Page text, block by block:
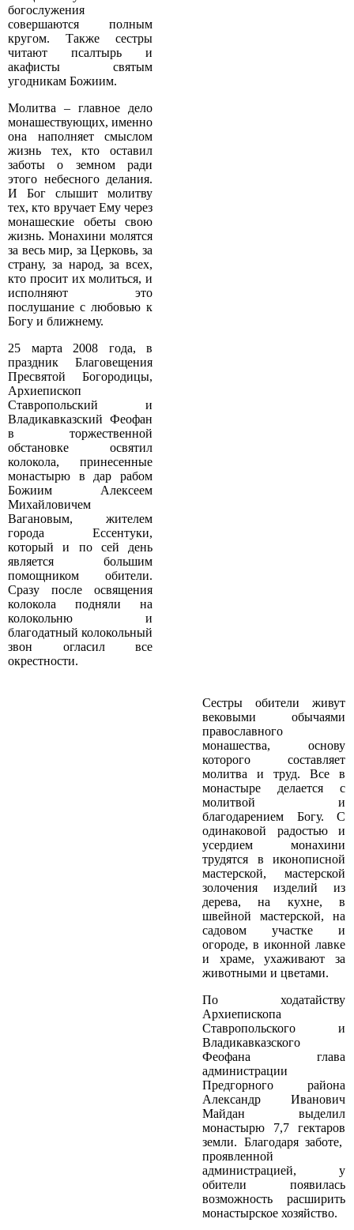
богослужения
совершаются полным
кругом. Также сестры
читают псалтырь и
акафисты святым
угодникам Божиим.
Молитва – главное дело
монашествующих, именно
она наполняет смыслом
жизнь тех, кто оставил
заботы о земном ради
этого небесного делания.
И Бог слышит молитву
тех, кто вручает Ему через
монашеские обеты свою
жизнь. Монахини молятся
за весь мир, за Церковь, за
страну, за народ, за всех,
кто просит их молиться, и
исполняют это
послушание с любовью к
Богу и ближнему.
25 марта 2008 года, в
праздник Благовещения
Пресвятой Богородицы,
Архиепископ
Ставропольский и
Владикавказский Феофан
в торжественной
обстановке освятил
колокола, принесенные
монастырю в дар рабом
Божиим Алексеем
Михайловичем
Вагановым, жителем
города Ессентуки,
который и по сей день
является большим
помощником обители.
Сразу после освящения
колокола подняли на
колокольню и
благодатный колокольный
звон огласил все
окрестности.
Сестры обители живут
вековыми обычаями
православного
монашества, основу
которого составляет
молитва и труд. Все в
монастыре делается с
молитвой и
благодарением Богу. С
одинаковой радостью и
усердием монахини
трудятся в иконописной
мастерской, мастерской
золочения изделий из
дерева, на кухне, в
швейной мастерской, на
садовом участке и
огороде, в иконной лавке
и храме, ухаживают за
животными и цветами.
По ходатайству
Архиепископа
Ставропольского и
Владикавказского
Феофана глава
администрации
Предгорного района
Александр Иванович
Майдан выделил
монастырю 7,7 гектаров
земли. Благодаря заботе,
проявленной
администрацией, у
обители появилась
возможность расширить
монастырское хозяйство.